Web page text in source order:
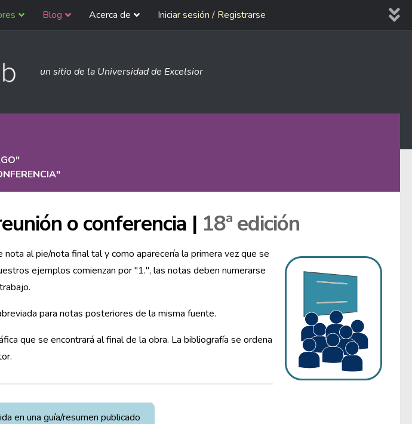
Blog Acerca de Iniciar sesión / Registrarse
un sitio de la Universidad de Excelsior
"
"
o conferencia | 18ª edición
nota al pie/nota final tal y como aparecería la primera vez que se
ejemplos comienzan por "1.", las notas deben numerarse
para notas posteriores de la misma fuente.
que se encontrará al final de la obra. La bibliografía se ordena
en una guía/resumen publicado